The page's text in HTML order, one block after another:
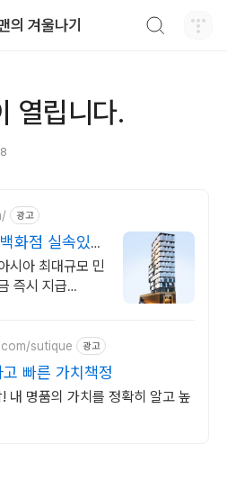
의 겨울나기
열립니다.
광고
화점 실속있고
시아 최대규모 민
즉시 지급
sutique 광고
빠른 가치책정
내 명품의 가치를 정확히 알고 높